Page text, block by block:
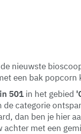
nieuwste
een bak
501 in het gebied
de categorie
dan ben je hier
achter met een